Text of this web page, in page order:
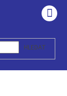
HLEDAT